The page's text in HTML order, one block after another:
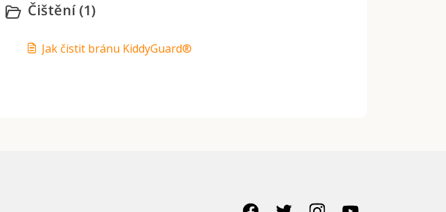
Čištění (1)
Jak čistit bránu KiddyGuard®